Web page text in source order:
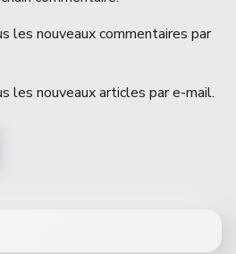
les nouveaux commentaires par
les nouveaux articles par e-mail.